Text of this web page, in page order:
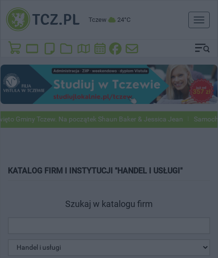
Tczew 24°C
Toggle
Tczew. Na początek Shaun Baker & Jessica Jean Samochody
KATALOG FIRM I INSTYTUCJI "HANDEL I USŁUGI"
Szukaj w katalogu firm